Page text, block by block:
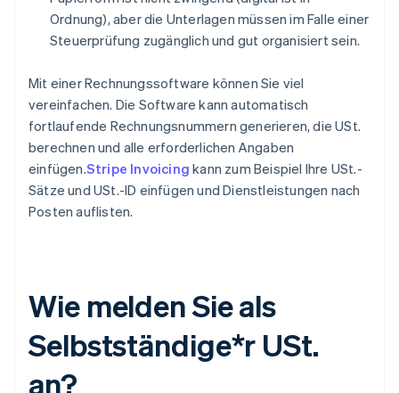
Ordnung), aber die Unterlagen müssen im Falle einer
Steuerprüfung zugänglich und gut organisiert sein.
Mit einer Rechnungssoftware können Sie viel
vereinfachen. Die Software kann automatisch
fortlaufende Rechnungsnummern generieren, die USt.
berechnen und alle erforderlichen Angaben
einfügen.Stripe Invoicing kann zum Beispiel Ihre USt.-
Sätze und USt.-ID einfügen und Dienstleistungen nach
Posten auflisten.
Wie melden Sie als
Selbstständige*r USt.
an?